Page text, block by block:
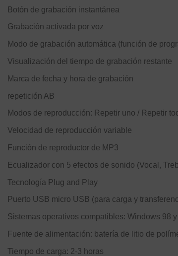
Botón de grabación instantánea
Grabación activada por voz
Modo de grabación automática (función de
Visualización del tiempo de grabación restante
Marca de fecha y hora de grabación
repetición AB
Modos de reproducción: Repetir uno / Repetir
Velocidad de reproducción variable
Función de reproductor de MP3
Ecualizador con 5 efectos de sonido (Vocal,
Tecnología Plug and Play
Puerto USB micro USB (para carga y
Sistemas operativos compatibles: Windows 98
Fuente de alimentación: batería de litio de
Tiempo de carga: 2-3 horas